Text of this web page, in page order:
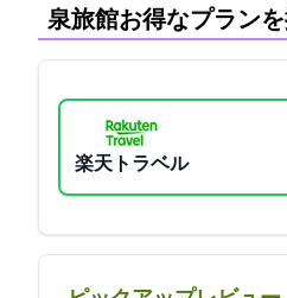
泉旅館:お得なプラン
楽天トラベル